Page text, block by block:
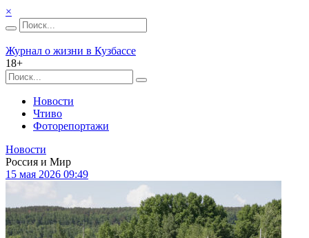
×
Журнал о жизни в Кузбассе
18+
Новости
Чтиво
Фоторепортажи
Новости
Россия и Мир
15 мая 2026 09:49